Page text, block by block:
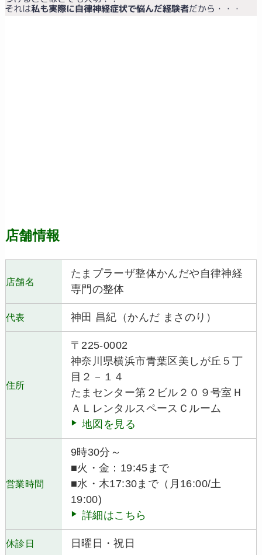
店舗情報
店舗名
たまプラーザ整体かんだや自律神経
専門の整体
代表 神田 昌紀（かんだ まさのり）
住所
〒225-0002
神奈川県横浜市青葉区美しが丘５丁
目２－１４
たまセンター第２ビル２０９号室Ｈ
ＡＬレンタルスペースＣルーム
地図を見る
営業時間
9時30分～
■火・金：19:45まで
■水・木17:30まで（月16:00/土
19:00)
詳細はこちら
休診日 日曜日・祝日